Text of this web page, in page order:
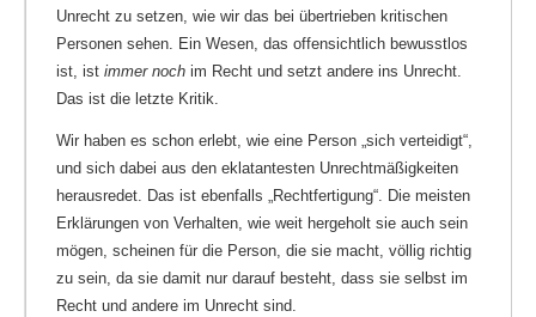
Unrecht zu setzen, wie wir das bei übertrieben kritischen
Personen sehen. Ein Wesen, das offensichtlich bewusstlos
ist, ist immer noch im Recht und setzt andere ins Unrecht.
Das ist die letzte Kritik.
Wir haben es schon erlebt, wie eine Person „sich verteidigt“,
und sich dabei aus den eklatantesten Unrechtmäßigkeiten
herausredet. Das ist ebenfalls „Rechtfertigung“. Die meisten
Erklärungen von Verhalten, wie weit hergeholt sie auch sein
mögen, scheinen für die Person, die sie macht, völlig richtig
zu sein, da sie damit nur darauf besteht, dass sie selbst im
Recht und andere im Unrecht sind.